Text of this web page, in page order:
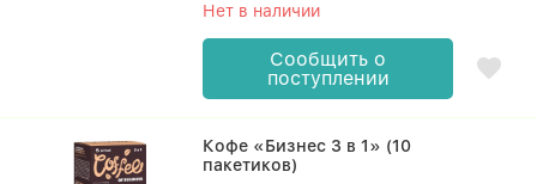
Нет в наличии
Сообщить о
поступлении
Кофе «Бизнес 3 в 1» (10
пакетиков)